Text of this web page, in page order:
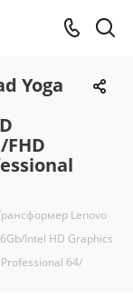
Yoga
FHD
Lenovo
Intel HD Graphics
64/